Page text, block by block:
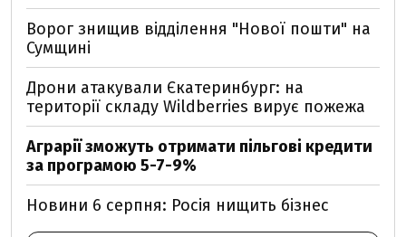
Ворог знищив відділення "Нової пошти" на
Сумщині
Дрони атакували Єкатеринбург: на
території складу Wildberries вирує пожежа
Аграрії зможуть отримати пільгові кредити
за програмою 5-7-9%
Новини 6 серпня: Росія нищить бізнес